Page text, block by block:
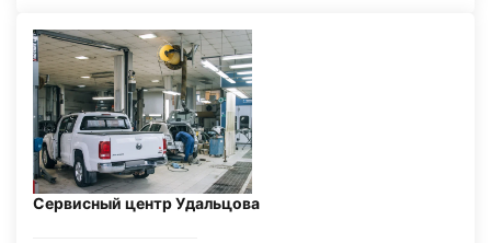
Сервисный центр Удальцова